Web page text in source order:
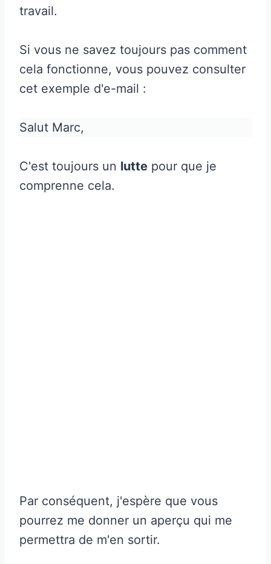
travail.
Si vous ne savez toujours pas comment
cela fonctionne, vous pouvez consulter
cet exemple d'e-mail :
Salut Marc,
C'est toujours un lutte pour que je
comprenne cela.
Par conséquent, j'espère que vous
pourrez me donner un aperçu qui me
permettra de m'en sortir.